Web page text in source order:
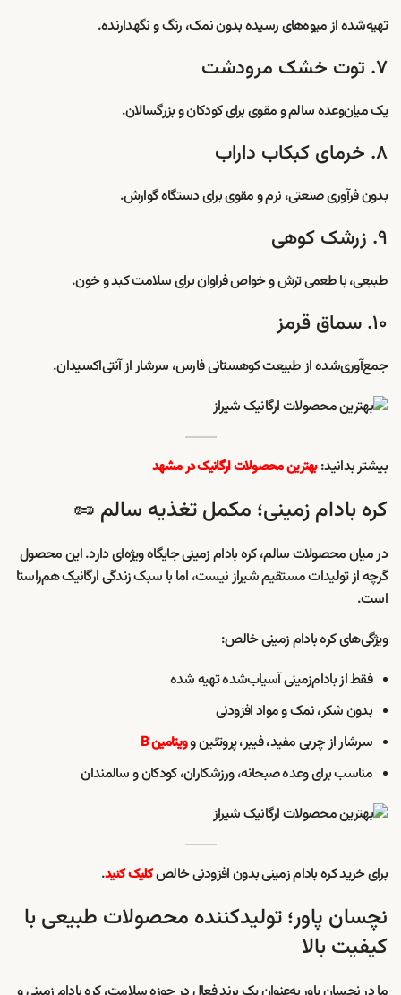
تهیه‌شده از میوه‌های رسیده بدون نمک، رنگ و نگهدارنده.
۷. توت خشک مرودشت
یک میان‌وعده سالم و مقوی برای کودکان و بزرگسالان.
۸. خرمای کبکاب داراب
بدون فرآوری صنعتی، نرم و مقوی برای دستگاه گوارش.
۹. زرشک کوهی
طبیعی، با طعمی ترش و خواص فراوان برای سلامت کبد و خون.
۱۰. سماق قرمز
جمع‌آوری‌شده از طبیعت کوهستانی فارس، سرشار از آنتی‌اکسیدان.
بیشتر بدانید:بهترین محصولات ارگانیک در مشهد
کره بادام زمینی؛ مکمل تغذیه سالم 🥜
در میان محصولات سالم، کره بادام زمینی جایگاه ویژه‌ای دارد. این محصول
گرچه از تولیدات مستقیم شیراز نیست، اما با سبک زندگی ارگانیک هم‌راستا
است.
ویژگی‌های کره بادام زمینی خالص:
فقط از بادام‌زمینی آسیاب‌شده تهیه شده
بدون شکر، نمک و مواد افزودنی
سرشار از چربی مفید، فیبر، پروتئین وویتامین B
مناسب برای وعده صبحانه، ورزشکاران، کودکان و سالمندان
برای خرید کره بادام زمینی بدون افزودنی خالصکلیک کنید.
نچسان پاور؛ تولیدکننده محصولات طبیعی با
کیفیت بالا